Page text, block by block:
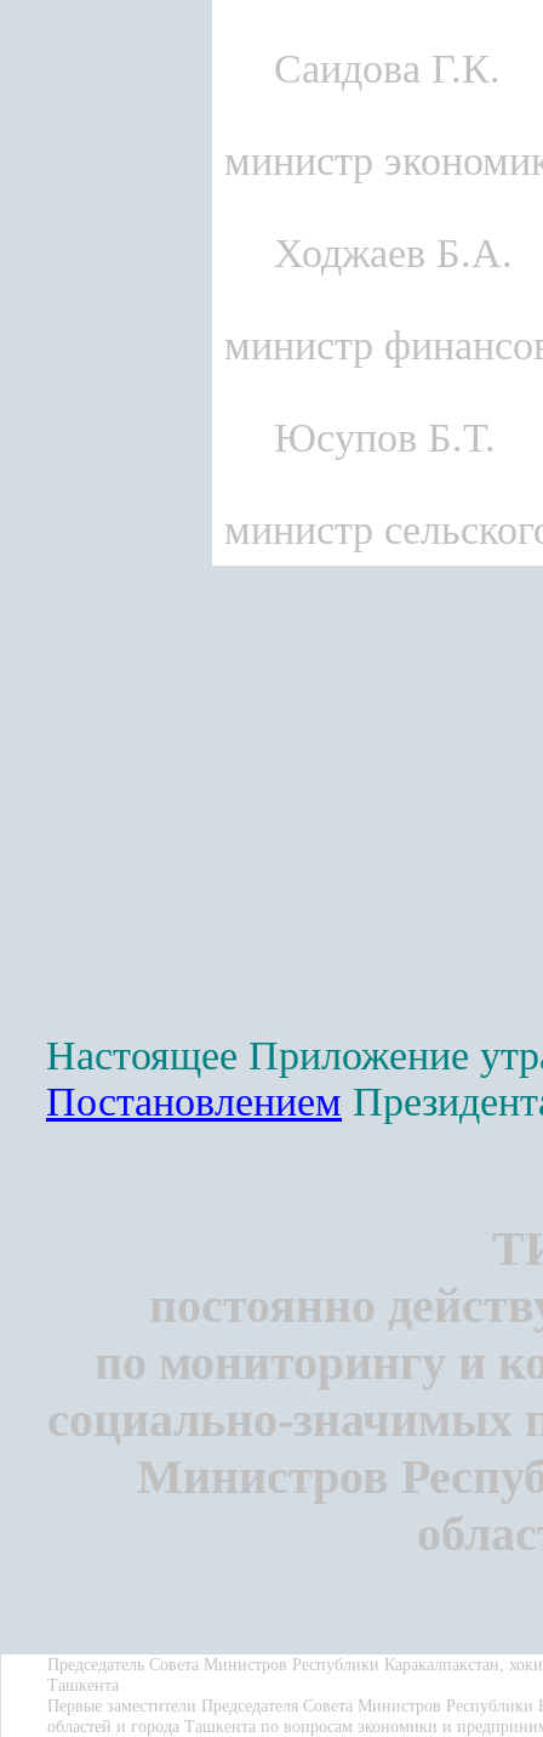
Саидова Г.К.
министр
Ходжаев Б.А.
министр
Юсупов Б.Т.
министр
Настоящее Приложение
Постановлением
постоянно
по мониторингу и
социально-значимых
Министров
Председатель Совета Министров Республики Каракалпакстан,
Ташкента
Первые заместители Председателя Совета Министров Республики
областей и города Ташкента по вопросам экономики и